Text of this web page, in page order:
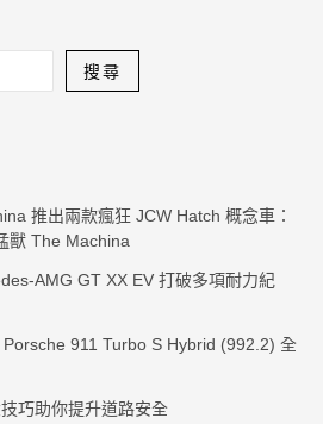
搜尋
推出兩款瘋狂 JCW Hatch 概念車：
獸 The Machina
AMG GT XX EV 打破多項耐力紀
911 Turbo S Hybrid (992.2) 全
巧助你提升道路安全